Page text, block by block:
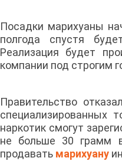
Посадки марихуаны
полгода спустя
Реализация будет
компании под строгим
Правительство
специализированных
наркотик смогут
не больше 30 грамм
продавать марихуану